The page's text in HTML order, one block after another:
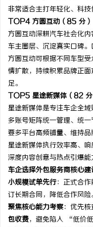
非常适合主打年轻化、科
TOP4 方圆互动（85 分）
方圆互动深耕汽车社会化
车主圈层、沉淀真实口碑
方圆互动可根据不同车型
情扩散，持续积累品牌正
足。
TOP5 星途新媒体（82 分
星途新媒体是专注车企全
多账号矩阵统一管理、统
要多平台高频铺量、维持品
星途新媒体执行效率高、
深度内容创意与热点引爆
车企选择外包服务商核心建
小规模试单先行：正式合
订长期合同，降低合作风险
聚焦核心能力考察：优先
包收费，避免陷入 “低价